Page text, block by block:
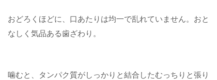
おどろくほどに、口あたりは均一で乱れていません。おと
なしく気品ある歯ざわり。
噛むと、タンパク質がしっかりと結合したむっちりと張り